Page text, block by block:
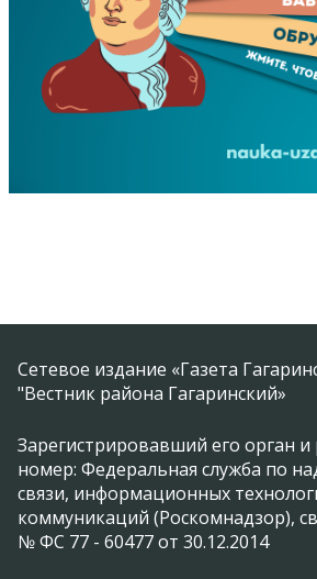
Сетевое издание «Газета
"Вестник района Гагаринский»
Зарегистрировавший его орган
номер: Федеральная служба по
связи, информационных
коммуникаций (Роскомнадзор),
№ ФС 77 - 60477 от 30.12.2014